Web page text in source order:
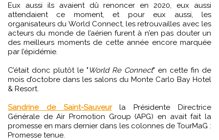
Eux aussi ils avaient dû renoncer en 2020, eux aussi
attendaient ce moment, et pour eux aussi, les
organisateurs du World Connect, les retrouvailles avec les
acteurs du monde de l’aérien furent à n’en pas douter un
des meilleurs moments de cette année encore marquée
par l’épidémie.
C’était donc plutôt le " World Re Connect" en cette fin de
mois d’octobre dans les salons du Monte Carlo Bay Hotel
& Resort.
Sandrine de Saint-Sauveurla Présidente Directrice
Générale de Air Promotion Group (APG) en avait fait la
promesse en mars dernier dans les colonnes de TourMaG :
Promesse tenue.